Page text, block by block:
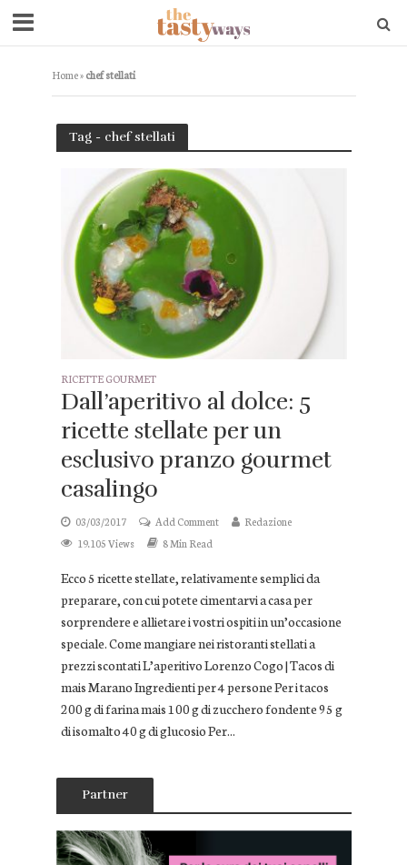
Home»chef stellati
Tag - chef stellati
RICETTE GOURMET
Dall’aperitivo al dolce: 5
ricette stellate per un
esclusivo pranzo gourmet
casalingo
03/03/2017 Add Comment
Redazione
19.105 Views
8 Min Read
Ecco 5 ricette stellate, relativamente semplici da
preparare, con cui potete cimentarvi a casa per
sorprendere e allietare i vostri ospiti in un’occasione
speciale. Come mangiare nei ristoranti stellati a
prezzi scontati L’aperitivo Lorenzo Cogo | Tacos di
mais Marano Ingredienti per 4 persone Per i tacos
200 g di farina mais 100 g di zucchero fondente 95 g
di isomalto 40 g di glucosio Per...
Partner